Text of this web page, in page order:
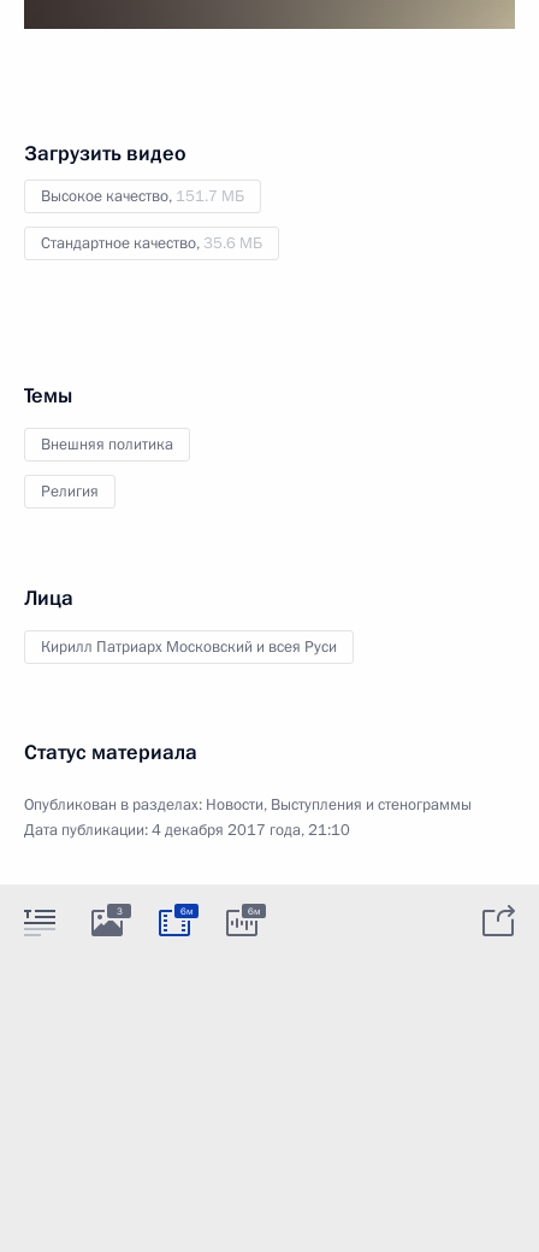
Загрузить видео
Высокое качество, 151.7 МБ
Стандартное качество, 35.6 МБ
Темы
Внешняя политика
Религия
Лица
Кирилл Патриарх Московский и всея Руси
Статус материала
Опубликован в разделах: Новости, Выступления и стенограммы
Дата публикации:4 декабря 2017 года, 21:10
3 6м 6м